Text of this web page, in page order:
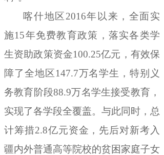
喀什地区2016年以来 ， 全面实
施15年免费教育政策 ， 落实各类学
生资助政策资金100.25亿元 ， 有效保
障了全地区147.7万名学生 ，特别义
务教育阶段88.9万名学生接受教育 ，
实现了各学段全覆盖。 与此同时 ， 总
计筹措2.8亿元资金 ， 先后对新考入
疆内外普通高等院校的贫困家庭子女